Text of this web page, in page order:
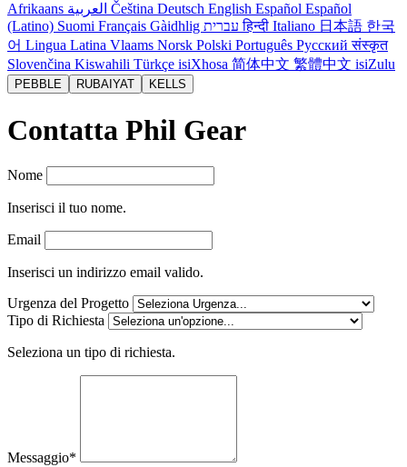
Afrikaans Čeština Deutsch English Español Español
(Latino) Suomi Français Gàidhlig עבריתहिन्दी Italiano 日本語 한국
어 Lingua Latina Vlaams Norsk Polski Português Русскийसंस्कृत
Slovenčina Kiswahili Türkçe isiXhosa 简体中文 繁體中文 isiZulu
PEBBLE RUBAIYAT KELLS
Contatta Phil Gear
Nome
Inserisci il tuo nome.
Email
Inserisci un indirizzo email valido.
Urgenza del Progetto
Tipo di Richiesta
Seleziona un tipo di richiesta.
Messaggio*